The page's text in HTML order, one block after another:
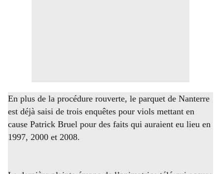
En plus de la procédure rouverte, le parquet de Nanterre
est déjà saisi de trois enquêtes pour viols mettant en
cause Patrick Bruel pour des faits qui auraient eu lieu en
1997, 2000 et 2008.